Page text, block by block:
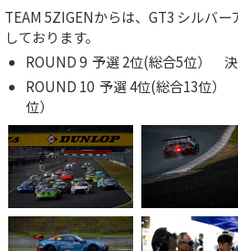
TEAM 5ZIGENからは、GT3 シルバ
しております。
ROUND 9 予選 2位(総合5位） 決
ROUND 10 予選 4位(総合13位）
位）